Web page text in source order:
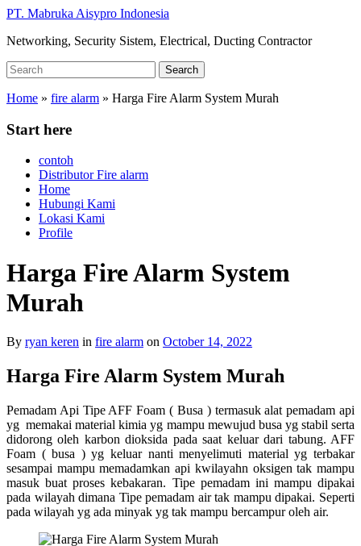
Skip
main
PT. Mabruka Aisypro Indonesia
Networking, Security Sistem, Electrical, Ducting Contractor
Search
for:
Search
Home » fire alarm » Harga Fire Alarm System Murah
Start here
contoh
Distributor Fire alarm
Home
Hubungi Kami
Lokasi Kami
Profile
Harga Fire Alarm System
Murah
By ryan keren in fire alarm on October 14, 2022
Harga Fire Alarm System Murah
Pemadam Api Tipe AFF Foam ( Busa ) termasuk alat pemadam api
yg memakai material kimia yg mampu mewujud busa yg stabil serta
didorong oleh karbon dioksida pada saat keluar dari tabung. AFF
Foam ( busa ) yg keluar nanti menyelimuti material yg terbakar
sesampai mampu memadamkan api kwilayahn oksigen tak mampu
masuk buat proses kebakaran. Tipe pemadam ini mampu dipakai
pada wilayah dimana Tipe pemadam air tak mampu dipakai. Seperti
pada wilayah yg ada minyak yg tak mampu bercampur oleh air.